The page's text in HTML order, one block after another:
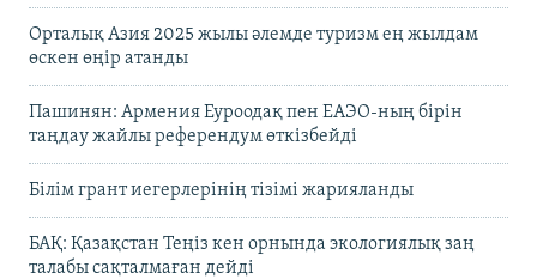
Орталық Азия 2025 жылы әлемде туризм ең жылдам
өскен өңір атанды
Пашинян: Армения Еуроодақ пен ЕАЭО-ның бірін
таңдау жайлы референдум өткізбейді
Білім грант иегерлерінің тізімі жарияланды
БАҚ: Қазақстан Теңіз кен орнында экологиялық заң
талабы сақталмаған дейді